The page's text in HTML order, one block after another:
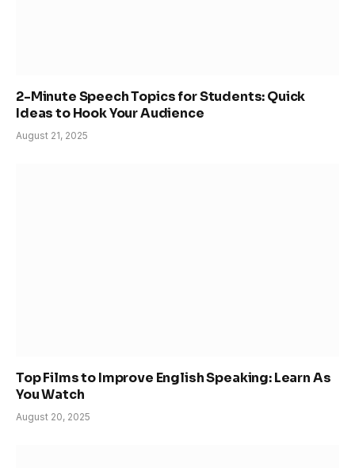
2-Minute Speech Topics for Students: Quick
Ideas to Hook Your Audience
August 21, 2025
Top Films to Improve English Speaking: Learn As
You Watch
August 20, 2025